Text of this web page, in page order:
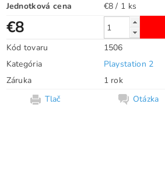
Jednotková cena
€8 / 1 ks
€8
Kód tovaru
1506
Kategória
Playstation 2
Záruka
1 rok
Tlač
Otázka